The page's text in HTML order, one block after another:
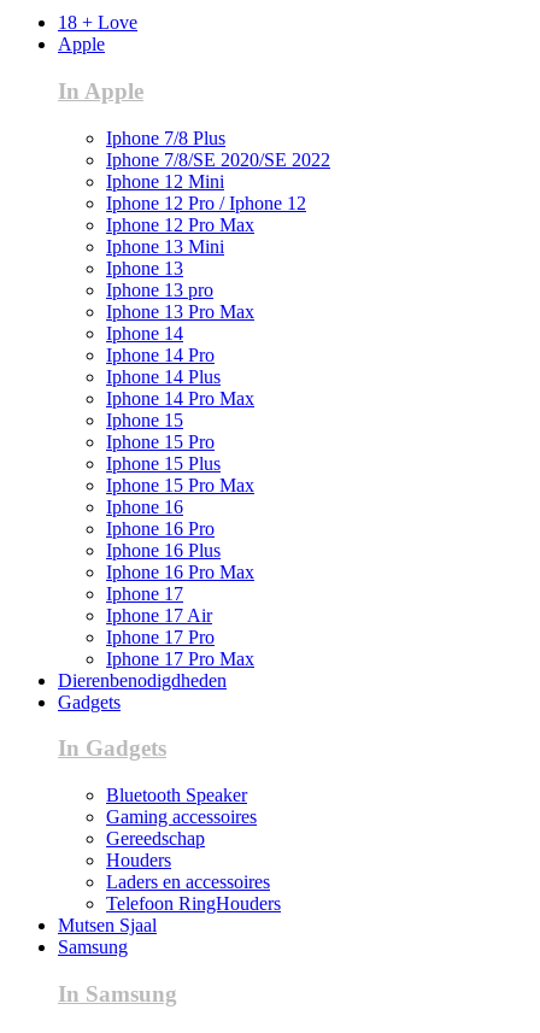
18 + Love
Apple
In Apple
Iphone 7/8 Plus
Iphone 7/8/SE 2020/SE 2022
Iphone 12 Mini
Iphone 12 Pro / Iphone 12
Iphone 12 Pro Max
Iphone 13 Mini
Iphone 13
Iphone 13 pro
Iphone 13 Pro Max
Iphone 14
Iphone 14 Pro
Iphone 14 Plus
Iphone 14 Pro Max
Iphone 15
Iphone 15 Pro
Iphone 15 Plus
Iphone 15 Pro Max
Iphone 16
Iphone 16 Pro
Iphone 16 Plus
Iphone 16 Pro Max
Iphone 17
Iphone 17 Air
Iphone 17 Pro
Iphone 17 Pro Max
Dierenbenodigdheden
Gadgets
In Gadgets
Bluetooth Speaker
Gaming accessoires
Gereedschap
Houders
Laders en accessoires
Telefoon RingHouders
Mutsen Sjaal
Samsung
In Samsung